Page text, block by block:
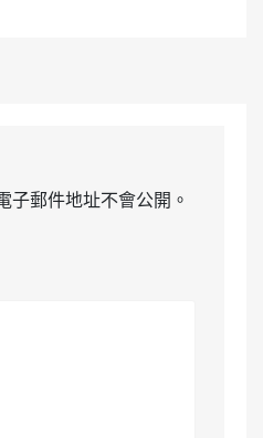
子郵件地址不會公開。